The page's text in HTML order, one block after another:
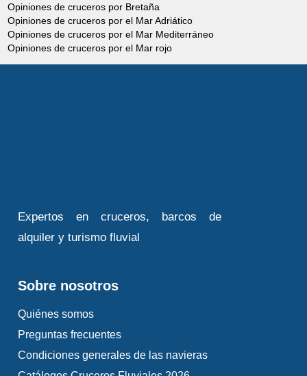
Opiniones de cruceros por Bretaña
Opiniones de cruceros por el Mar Adriático
Opiniones de cruceros por el Mar Mediterráneo
Opiniones de cruceros por el Mar rojo
Expertos en cruceros, barcos de
alquiler y turismo fluvial
Sobre nosotros
Quiénes somos
Preguntas frecuentes
Condiciones generales de las navieras